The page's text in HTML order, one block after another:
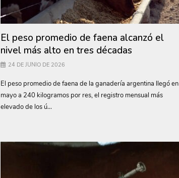
El peso promedio de faena alcanzó el
nivel más alto en tres décadas
24 DE JUNIO DE 2026
El peso promedio de faena de la ganadería argentina llegó en
mayo a 240 kilogramos por res, el registro mensual más
elevado de los ú...